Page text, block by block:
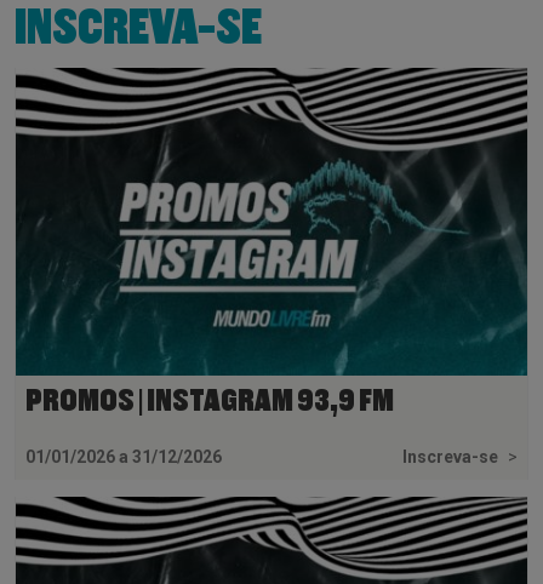
INSCREVA-SE
PROMOS | INSTAGRAM 93,9 FM
01/01/2026 a 31/12/2026 Inscreva-se >